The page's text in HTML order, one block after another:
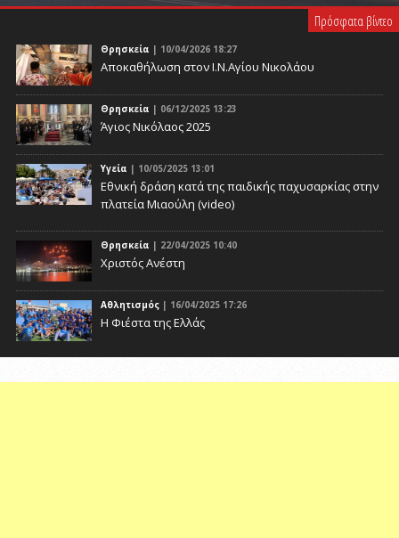
Πρόσφατα βίντεο
Θρησκεία | 10/04/2026 18:27
Αποκαθήλωση στον Ι.Ν.Αγίου Νικολάου
Θρησκεία | 06/12/2025 13:23
Άγιος Νικόλαος 2025
Υγεία | 10/05/2025 13:01
Eθνική δράση κατά της παιδικής παχυσαρκίας στην
πλατεία Μιαούλη (video)
Θρησκεία | 22/04/2025 10:40
Χριστός Ανέστη
Αθλητισμός | 16/04/2025 17:26
Η Φιέστα της Ελλάς